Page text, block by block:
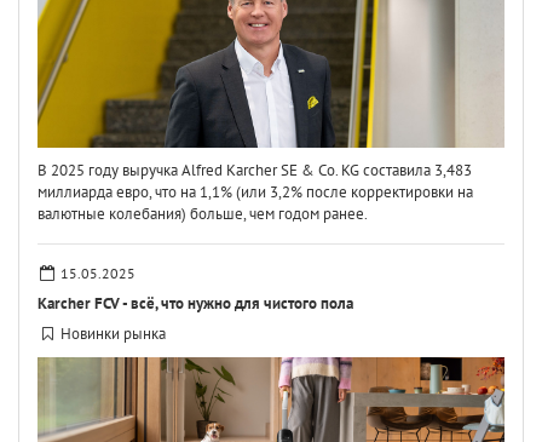
В 2025 году выручка Alfred Karcher SE & Co. KG составила 3,483
миллиарда евро, что на 1,1% (или 3,2% после корректировки на
валютные колебания) больше, чем годом ранее.
15.05.2025
Karcher FCV - всё, что нужно для чистого пола
Новинки рынка